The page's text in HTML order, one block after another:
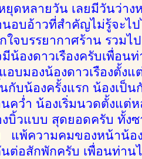
ดหลายวัน เลยมีวันว่าง
อบอ้าวที่สำคัญไม่รู้จะไป
ใจบรรยากาศร้าน รวม
น้องดาวเรืองครับเพื่อ
บมองน้องดาวเรืองตั้ง
บน้องครั้งแรก น้องเป็
นคว่ำ น้องเริ่มนวดตั้งแ
บิ้วแบบ สุดยอดครับ ทั้ง
แพ้ความคมของหน้าน้อ
นต่อสักพักครับ เพื่อนท่า